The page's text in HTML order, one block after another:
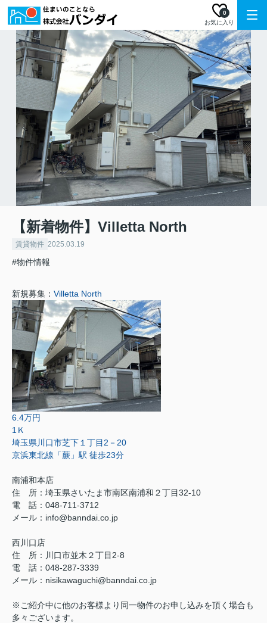
お気に入り
0
【新着物件】Villetta North
賃貸物件 2025.03.19
#物件情報
新規募集： Villetta North
6.4万円
1Ｋ
埼玉県川口市芝下１丁目2－20
京浜東北線「蕨」駅 徒歩23分
南浦和本店
住 所： 埼玉県さいたま市南区南浦和２丁目32-10
電 話：048-711-3712
メール： info@banndai.co.jp
西川口店
住 所： 川口市並木２丁目2-8
電 話：048-287-3339
メール ： nisikawaguchi@banndai.co.jp
※ご紹介中に他のお客様より同一物件のお申し込みを頂く場合も
多々ございます。